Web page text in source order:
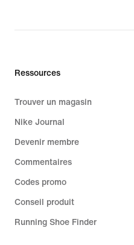
Ressources
Trouver un magasin
Nike Journal
Devenir membre
Commentaires
Codes promo
Conseil produit
Running Shoe Finder